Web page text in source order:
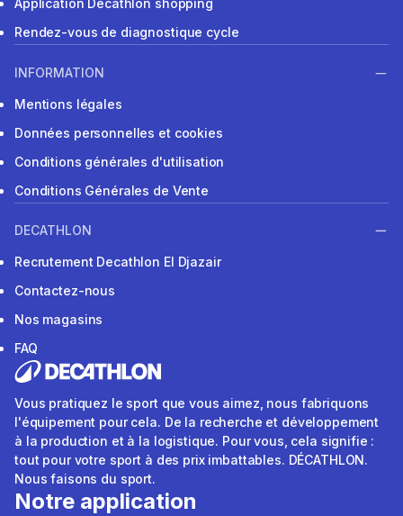
Application Decathlon shopping
Rendez-vous de diagnostique cycle
INFORMATION
Mentions légales
Données personnelles et cookies
Conditions générales d'utilisation
Conditions Générales de Vente
DECATHLON
Recrutement Decathlon El Djazair
Contactez-nous
Nos magasins
FAQ
Vous pratiquez le sport que vous aimez, nous fabriquons
l'équipement pour cela. De la recherche et développement
à la production et à la logistique. Pour vous, cela signifie :
tout pour votre sport à des prix imbattables. DÉCATHLON.
Nous faisons du sport.
Notre application